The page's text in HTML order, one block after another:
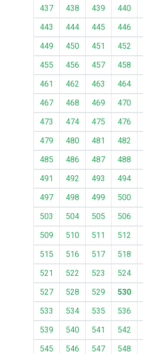
437 438 439 440
443
444 445 446
449
450 451 452
455
456 457 458
461
462 463 464
467
468 469 470
473
474 475 476
479
480 481 482
485
486 487 488
491
492 493 494
497
498 499 500
503
504 505 506
509
510 511 512
515
516 517 518
521
522 523 524
527
528 529 530
533
534 535 536
539
540 541 542
545
546 547 548